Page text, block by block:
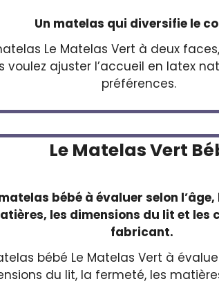
Un matelas qui diversifie le
Le Matelas Vert à deux
voulez ajuster l’accueil en latex
préférences.
Le Matelas Vert
bébé à évaluer selon
les dimensions du lit et les
fabricant.
bébé Le Matelas Vert à
du lit, la fermeté, les